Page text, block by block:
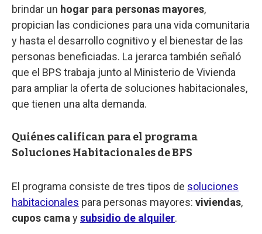
brindar un hogar para personas mayores,
propician las condiciones para una vida comunitaria
y hasta el desarrollo cognitivo y el bienestar de las
personas beneficiadas. La jerarca también señaló
que el BPS trabaja junto al Ministerio de Vivienda
para ampliar la oferta de soluciones habitacionales,
que tienen una alta demanda.
Quiénes califican para el programa
Soluciones Habitacionales de BPS
El programa consiste de tres tipos de soluciones
habitacionales para personas mayores: viviendas,
cupos cama ysubsidio de alquiler.